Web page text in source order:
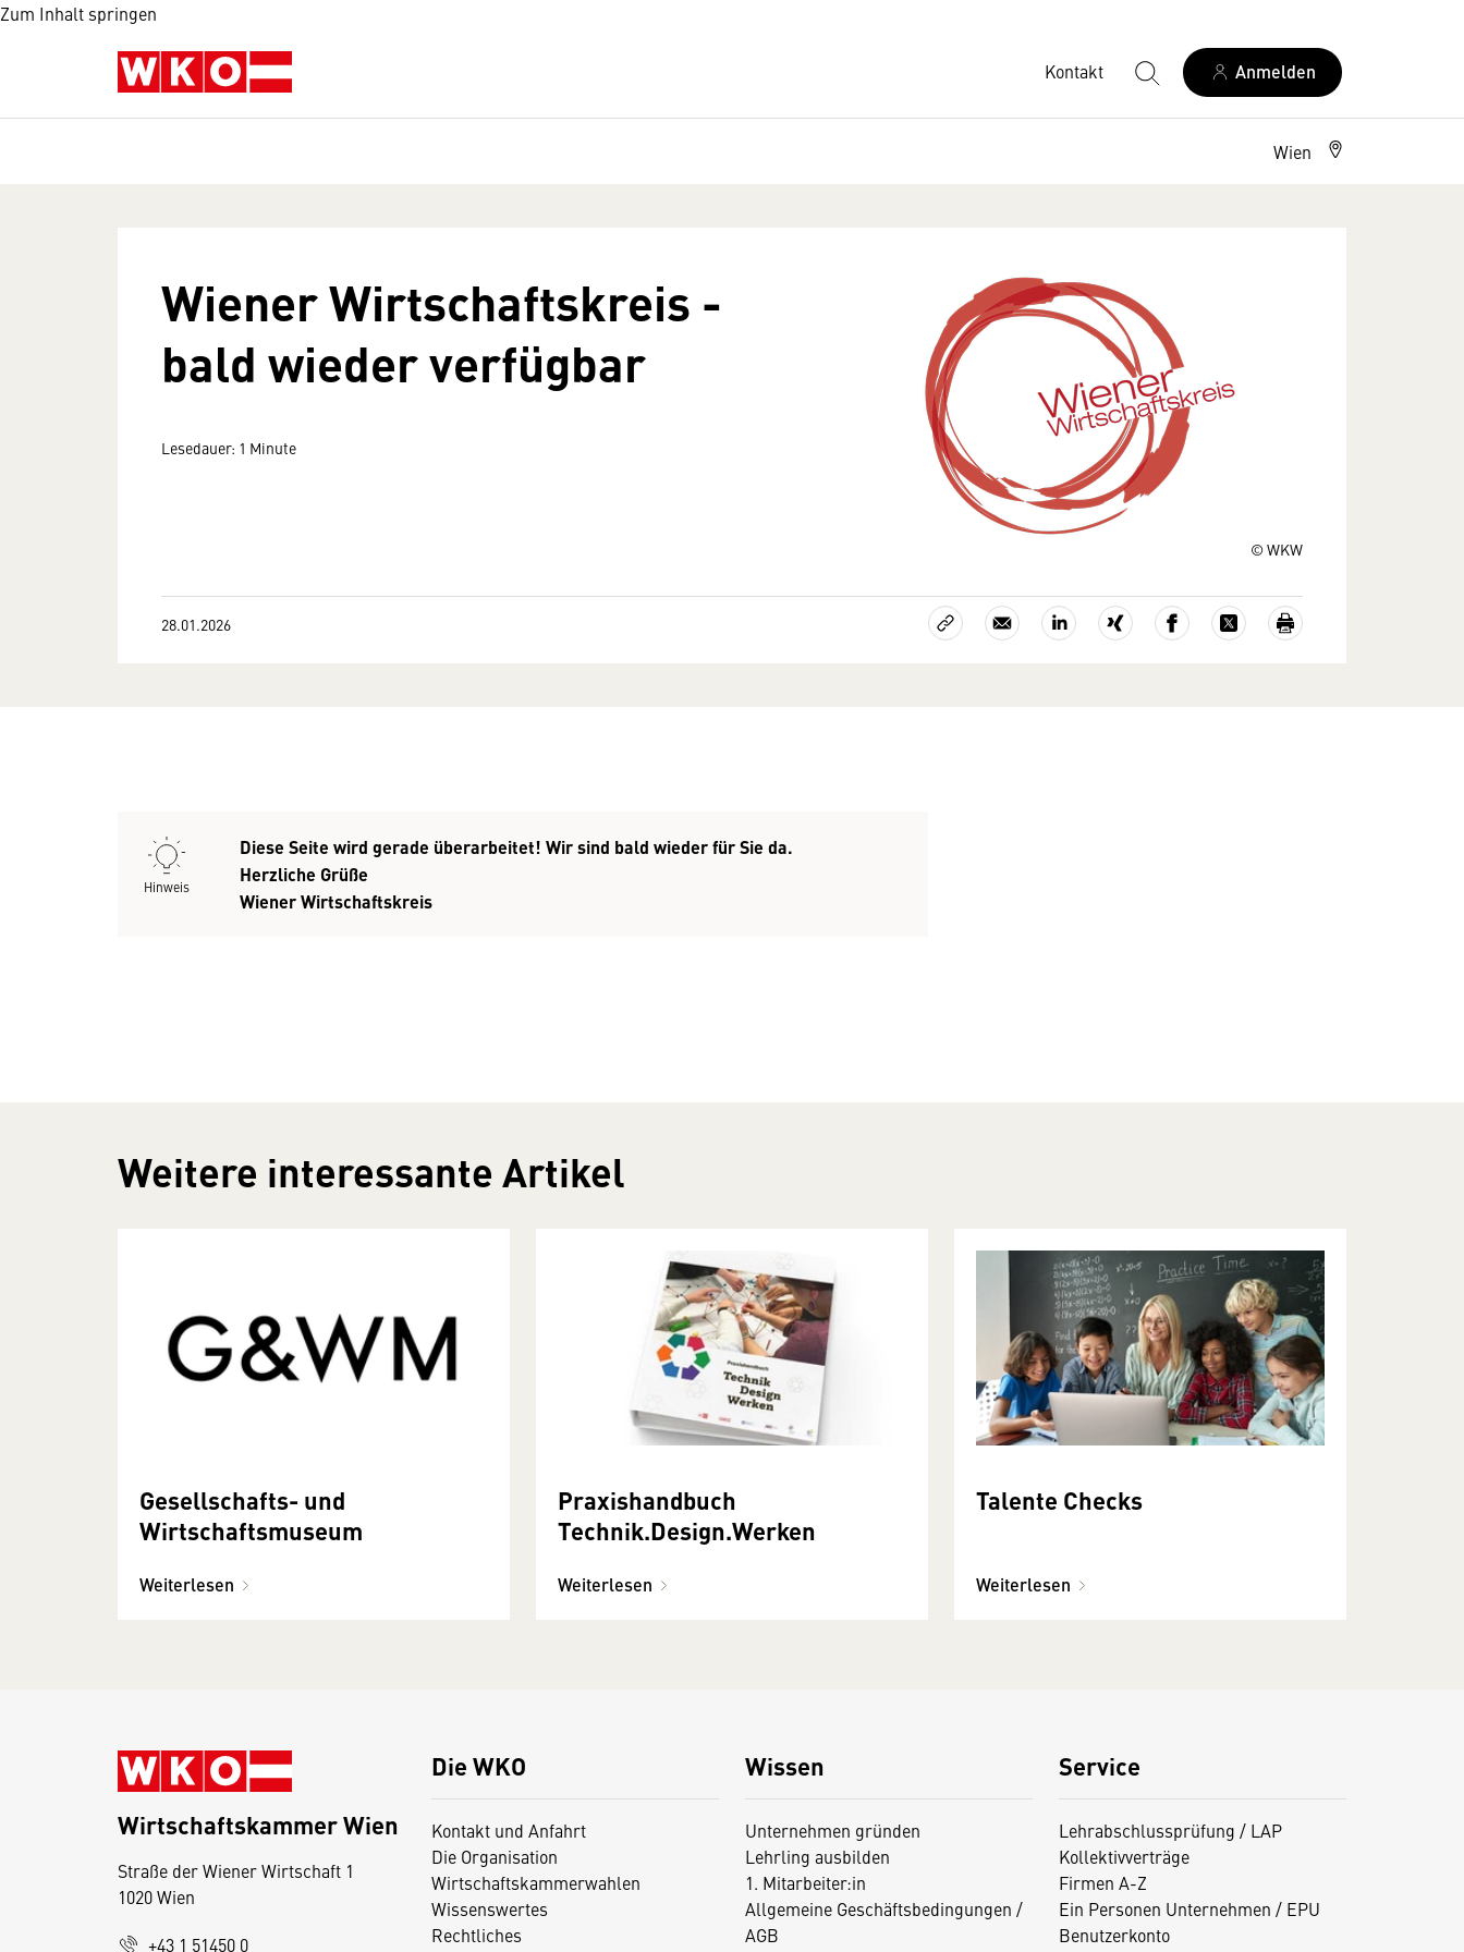
Zum Inhalt springen
Kontakt Anmelden
Wien
© WKW
Wiener Wirtschaftskreis -
bald wieder verfügbar
Lesedauer: 1 Minute
28.01.2026
Hinweis
Diese Seite wird gerade überarbeitet! Wir sind bald wieder für Sie da.
Herzliche Grüße
Wiener Wirtschaftskreis
Weitere interessante Artikel
Gesellschafts- und
Wirtschaftsmuseum
Weiterlesen
Praxishandbuch
Technik.Design.Werken
Weiterlesen
Talente Checks
Weiterlesen
Die WKO
Kontakt und Anfahrt
Die Organisation
Wirtschaftskammerwahlen
Wissenswertes
Rechtliches
Wissen
Unternehmen gründen
Lehrling ausbilden
1. Mitarbeiter:in
Allgemeine Geschäftsbedingungen /
AGB
Service
Lehrabschlussprüfung / LAP
Kollektivverträge
Firmen A-Z
Ein Personen Unternehmen / EPU
Benutzerkonto
Wirtschaftskammer Wien
Straße der Wiener Wirtschaft 1
1020 Wien
+43 1 51450 0